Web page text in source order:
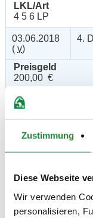
Zustimmung
Diese Webseite
Wir verwenden
personalisieren,
LKL/Art
4 5 6 LP
03.06.2018
( v)
4.
Preisgeld
200,00 €
LKL/Art
3 4 5 LP
n)
5.
3 4 5 LP